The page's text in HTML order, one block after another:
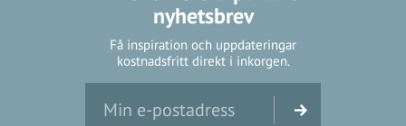
nyhetsbrev
Få inspiration och uppdateringar
kostnadsfritt direkt i inkorgen.